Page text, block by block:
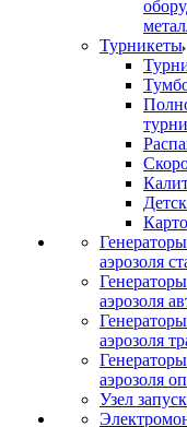
Турникеты
аэрозоля
аэрозоля
аэрозоля
аэрозоля
Узел